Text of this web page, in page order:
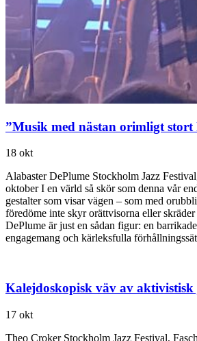
”Musik med nästan orimligt
18 okt
Alabaster DePlume Stockholm Jazz
oktober I en värld så skör som denna vår
gestalter som visar vägen – som med
föredöme inte skyr orättvisorna eller
DePlume är just en sådan figur: en
engagemang och kärleksfulla
Kalejdoskopisk väv av aktivistisk
17 okt
Theo Croker Stockholm Jazz Festival,